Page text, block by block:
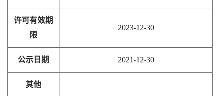
许可有效期
限
2023-12-30
公示日期 2021-12-30
其他